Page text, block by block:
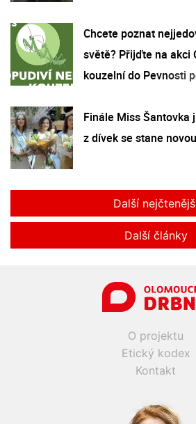
Chcete poznat
světě? Přijďte na akci
kouzelní do Pevnosti
Finále Miss Šantovka
z dívek se stane
Další
Další články
O projektu
Etický kodex
Kontakt